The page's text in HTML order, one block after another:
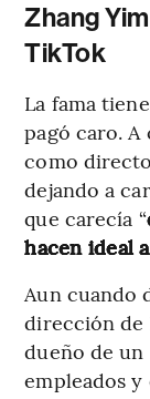
Zhang
TikTok
La fama
pagó caro.
como
dejando a
que carecía “
hacen ideal
Aun cuando
dirección de
dueño de un
empleados y